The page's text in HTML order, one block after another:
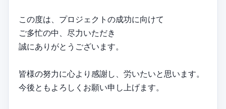
この度は、プロジェクトの成功に向けて
ご多忙の中、尽力いただき
誠にありがとうございます。
皆様の努力に心より感謝し、労いたいと思います。
今後ともよろしくお願い申し上げます。